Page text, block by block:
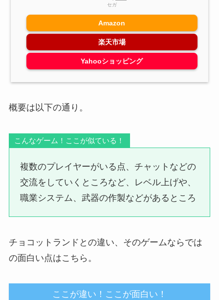
セガ
Amazon
楽天市場
Yahooショッピング
概要は以下の通り。
こんなゲーム！ここが似ている！
複数のプレイヤーがいる点、チャットなどの
交流をしていくところなど、レベル上げや、
職業システム、武器の作製などがあるところ
チョコットランドとの違い、そのゲームならでは
の面白い点はこちら。
ここが違い！ここが面白い！